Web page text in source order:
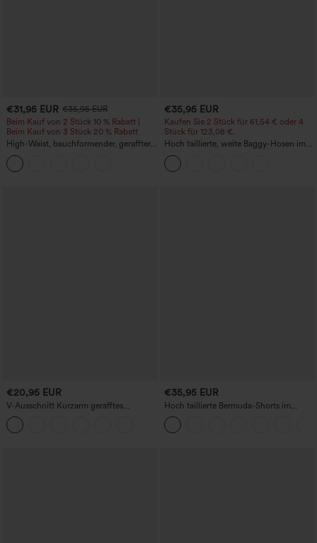
€31,95 EUR €35,95 EUR
Beim Kauf von 2 Stück 10 % Rabatt |
Beim Kauf von 3 Stück 20 % Rabatt
High-Waist, bauchformender, geraffter
Midirock mit geschwungenem Saum, 2-
in-1 Fleece/PU, lässig
€35,95 EUR
Kaufen Sie 2 Stück für 61,54 € oder 4
Stück für 123,08 €.
Hoch taillierte, weite Baggy-Hosen im
Casual-Stil mit Taschen
€20,95 EUR
V-Ausschnitt Kurzarm gerafftes
schlichtes Freizeit-T-Shirt
€35,95 EUR
Hoch taillierte Bermuda-Shorts im
Resort-Look, Leinen-Optik, mit
umgeschlagenem Saum, 10'' und
Taschen